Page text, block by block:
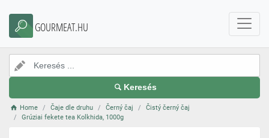
GOURMEAT.HU
Keresés
Home Čaje dle druhu Černý čaj
Čistý černý čaj
Grúziai fekete tea Kolkhida, 1000g